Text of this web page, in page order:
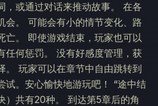
，或通过对话来推动故事。 在各
会。 可能会有小的情节变化、路
亡。 即使游戏结束，玩家也可以
任何惩罚。 没有好感度管理，获
。 玩家可以在章节中自由跳转到
试。安心愉快地游玩吧！ “途中结
）共有20种。 到达第5章后的角